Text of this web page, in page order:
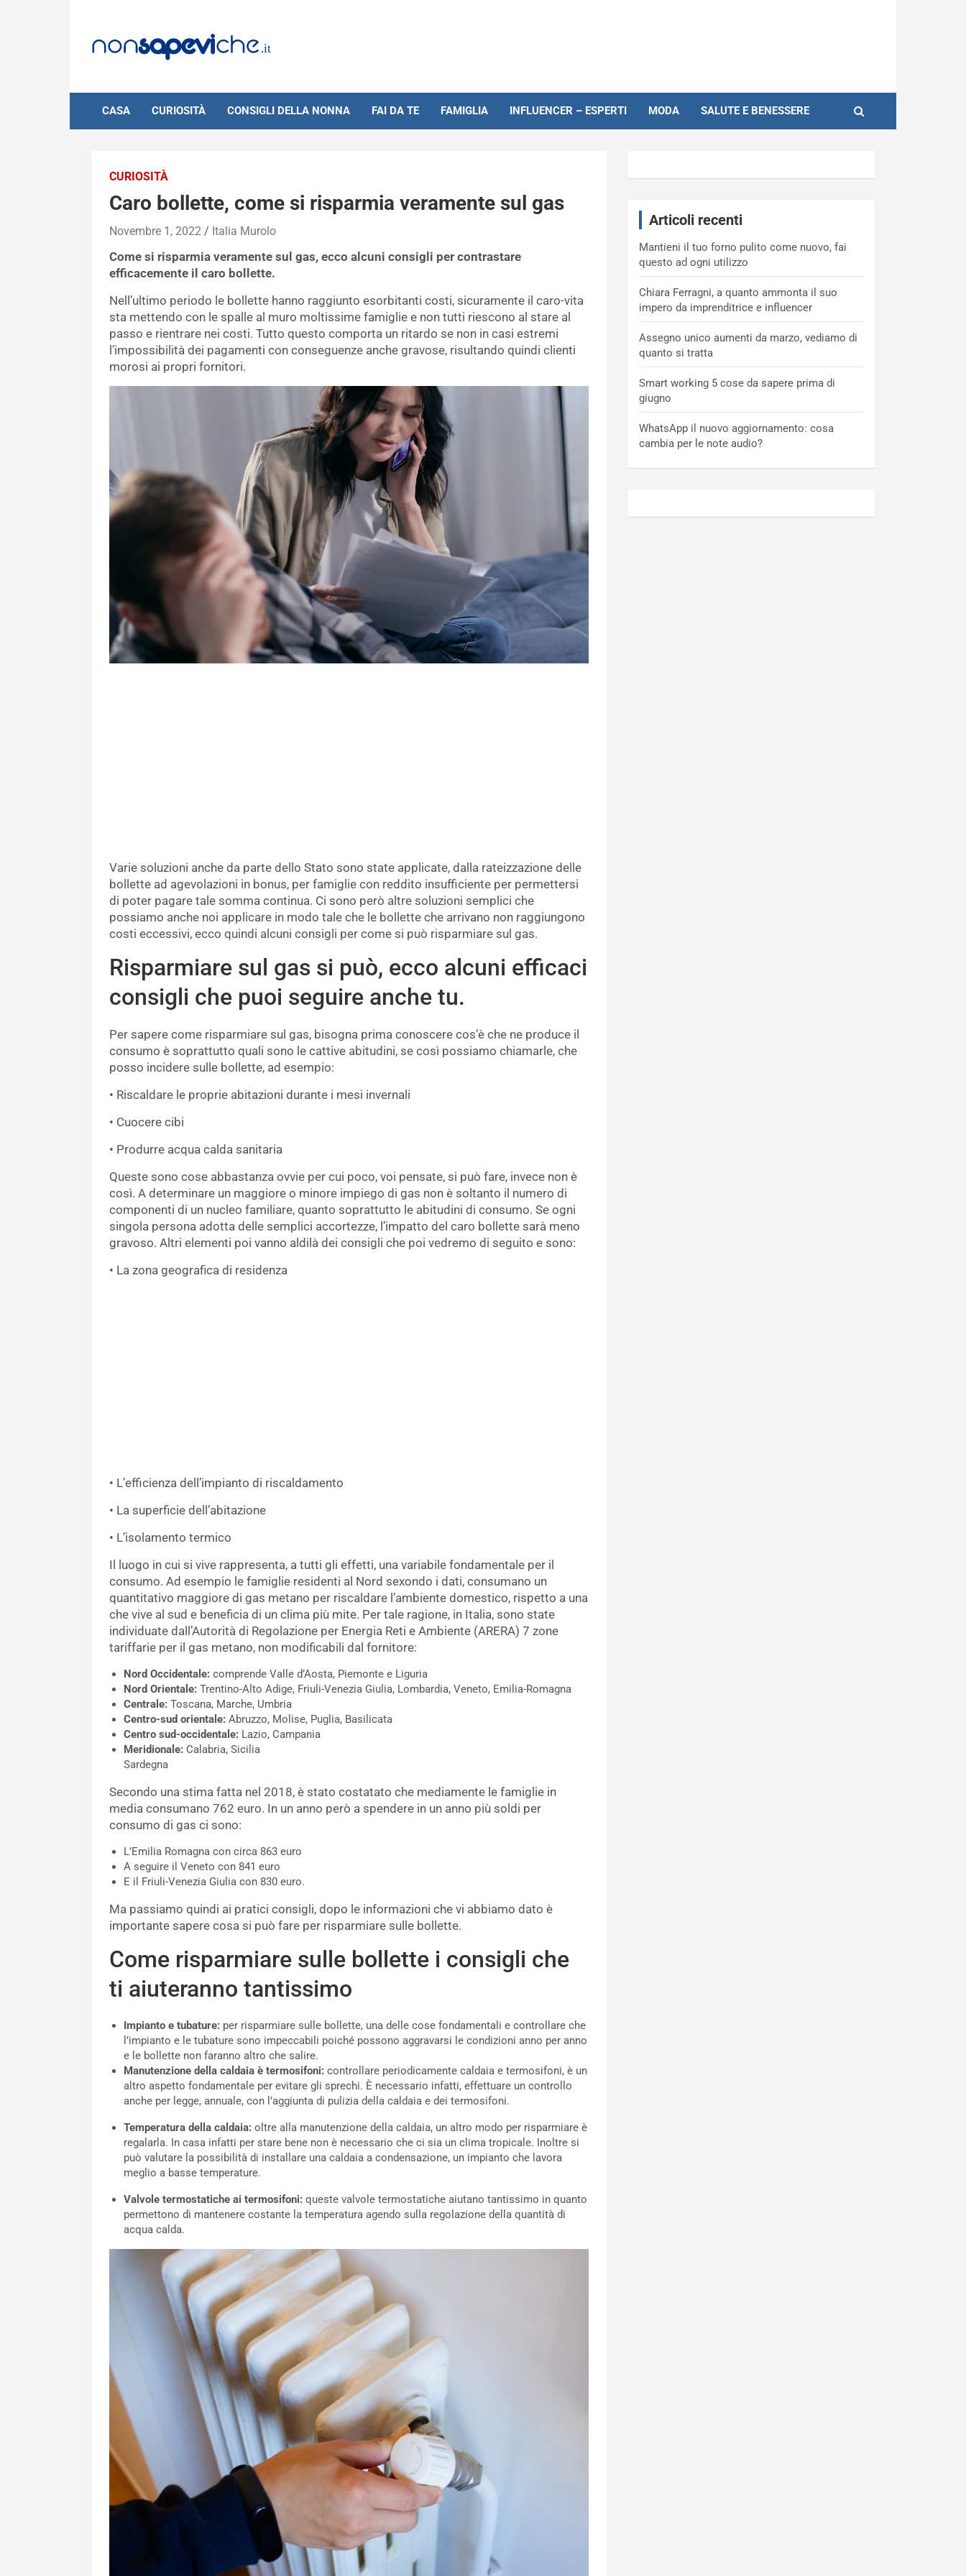
content
CASA CURIOSITÀ CONSIGLI DELLA NONNA FAI DA TE FAMIGLIA INFLUENCER – ESPERTI MODA SALUTE E BENESSERE
CURIOSITÀ
Caro bollette, come si risparmia veramente sul gas
Novembre 1, 2022 Italia Murolo
Come si risparmia veramente sul gas, ecco alcuni consigli per contrastare
efficacemente il caro bollette.
Nell’ultimo periodo le bollette hanno raggiunto esorbitanti costi, sicuramente il caro-vita
sta mettendo con le spalle al muro moltissime famiglie e non tutti riescono al stare al
passo e rientrare nei costi. Tutto questo comporta un ritardo se non in casi estremi
l’impossibilità dei pagamenti con conseguenze anche gravose, risultando quindi clienti
morosi ai propri fornitori.
Varie soluzioni anche da parte dello Stato sono state applicate, dalla rateizzazione delle
bollette ad agevolazioni in bonus, per famiglie con reddito insufficiente per permettersi
di poter pagare tale somma continua. Ci sono però altre soluzioni semplici che
possiamo anche noi applicare in modo tale che le bollette che arrivano non raggiungono
costi eccessivi, ecco quindi alcuni consigli per come si può risparmiare sul gas.
Risparmiare sul gas si può, ecco alcuni efficaci
consigli che puoi seguire anche tu.
Per sapere come risparmiare sul gas, bisogna prima conoscere cos’è che ne produce il
consumo è soprattutto quali sono le cattive abitudini, se così possiamo chiamarle, che
posso incidere sulle bollette, ad esempio:
• Riscaldare le proprie abitazioni durante i mesi invernali
• Cuocere cibi
• Produrre acqua calda sanitaria
Queste sono cose abbastanza ovvie per cui poco, voi pensate, si può fare, invece non è
così. A determinare un maggiore o minore impiego di gas non è soltanto il numero di
componenti di un nucleo familiare, quanto soprattutto le abitudini di consumo. Se ogni
singola persona adotta delle semplici accortezze, l’impatto del caro bollette sarà meno
gravoso. Altri elementi poi vanno aldilà dei consigli che poi vedremo di seguito e sono:
• La zona geografica di residenza
• L’efficienza dell’impianto di riscaldamento
• La superficie dell’abitazione
• L’isolamento termico
Il luogo in cui si vive rappresenta, a tutti gli effetti, una variabile fondamentale per il
consumo. Ad esempio le famiglie residenti al Nord sexondo i dati, consumano un
quantitativo maggiore di gas metano per riscaldare l’ambiente domestico, rispetto a una
che vive al sud e beneficia di un clima più mite. Per tale ragione, in Italia, sono state
individuate dall’Autorità di Regolazione per Energia Reti e Ambiente (ARERA) 7 zone
tariffarie per il gas metano, non modificabili dal fornitore:
Nord Occidentale: comprende Valle d’Aosta, Piemonte e Liguria
Nord Orientale: Trentino-Alto Adige, Friuli-Venezia Giulia, Lombardia, Veneto, Emilia-Romagna
Centrale: Toscana, Marche, Umbria
Centro-sud orientale: Abruzzo, Molise, Puglia, Basilicata
Centro sud-occidentale: Lazio, Campania
Meridionale: Calabria, Sicilia
Sardegna
Secondo una stima fatta nel 2018, è stato costatato che mediamente le famiglie in
media consumano 762 euro. In un anno però a spendere in un anno più soldi per
consumo di gas ci sono:
L’Emilia Romagna con circa 863 euro
A seguire il Veneto con 841 euro
E il Friuli-Venezia Giulia con 830 euro.
Ma passiamo quindi ai pratici consigli, dopo le informazioni che vi abbiamo dato è
importante sapere cosa si può fare per risparmiare sulle bollette.
Come risparmiare sulle bollette i consigli che
ti aiuteranno tantissimo
Impianto e tubature: per risparmiare sulle bollette, una delle cose fondamentali e controllare che
l’impianto e le tubature sono impeccabili poiché possono aggravarsi le condizioni anno per anno
e le bollette non faranno altro che salire.
Manutenzione della caldaia è termosifoni: controllare periodicamente caldaia e termosifoni, è un
altro aspetto fondamentale per evitare gli sprechi. È necessario infatti, effettuare un controllo
anche per legge, annuale, con l’aggiunta di pulizia della caldaia e dei termosifoni.
Temperatura della caldaia: oltre alla manutenzione della caldaia, un altro modo per risparmiare è
regalarla. In casa infatti per stare bene non è necessario che ci sia un clima tropicale. Inoltre si
può valutare la possibilità di installare una caldaia a condensazione, un impianto che lavora
meglio a basse temperature.
Valvole termostatiche ai termosifoni: queste valvole termostatiche aiutano tantissimo in quanto
permettono di mantenere costante la temperatura agendo sulla regolazione della quantità di
acqua calda.
Articoli recenti
Mantieni il tuo forno pulito come nuovo, fai
questo ad ogni utilizzo
Chiara Ferragni, a quanto ammonta il suo
impero da imprenditrice e influencer
Assegno unico aumenti da marzo, vediamo di
quanto si tratta
Smart working 5 cose da sapere prima di
giugno
WhatsApp il nuovo aggiornamento: cosa
cambia per le note audio?